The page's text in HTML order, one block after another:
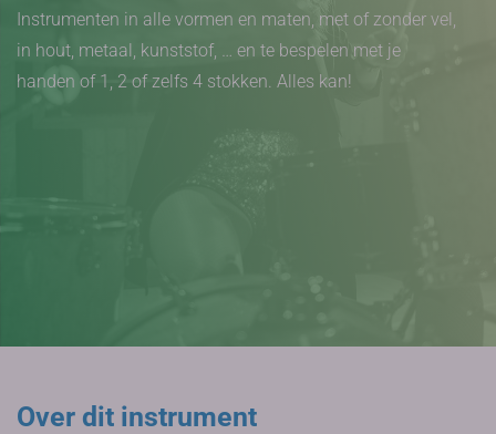
Instrumenten in alle vormen en maten, met of zonder vel,
in hout, metaal, kunststof, … en te bespelen met je
handen of 1, 2 of zelfs 4 stokken. Alles kan!
Over dit instrument